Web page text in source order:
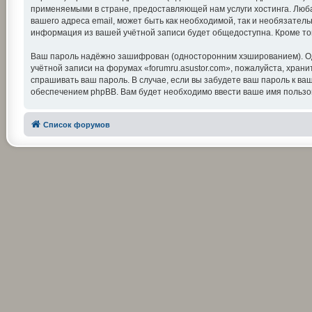
применяемыми в стране, предоставляющей нам услуги хостинга.
вашего адреса email, может быть как необходимой, так и
информация из вашей учётной записи будет общедоступна. Кроме
Ваш пароль надёжно зашифрован (односторонним хэшированием).
учётной записи на форумах «forumru.asustor.com», пожалуйста,
спрашивать ваш пароль. В случае, если вы забудете ваш пароль к
обеспечением phpBB. Вам будет необходимо ввести ваше имя
Список форумов